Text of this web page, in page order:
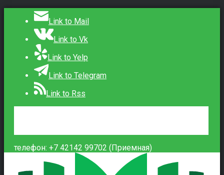
Link to Mail
Link to Vk
Link to Yelp
Link to Telegram
Link to Rss
телефон: +7 42142 99702 (Приемная)